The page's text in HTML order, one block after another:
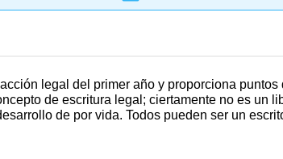
legal del primer año y proporciona
de escritura legal; ciertamente no es un
de por vida. Todos pueden ser un